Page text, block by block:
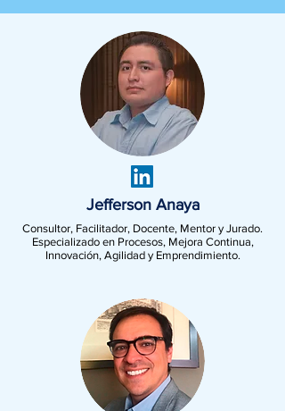
Jefferson Anaya
Consultor, Facilitador, Docente, Mentor y Jurado.
Especializado en Procesos, Mejora Continua,
Innovación, Agilidad y Emprendimiento.